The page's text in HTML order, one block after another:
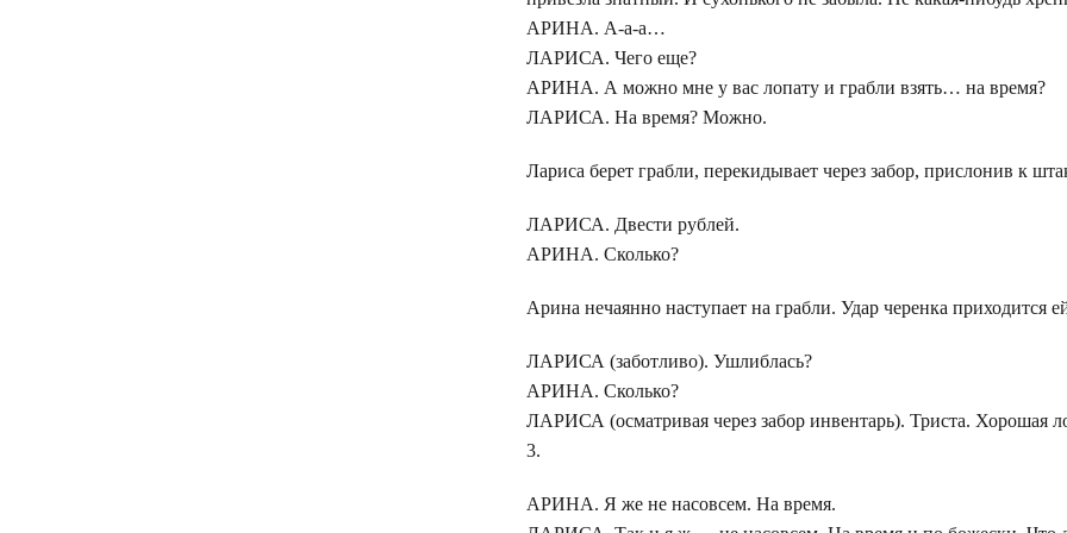
АРИНА. А-а-а…
ЛАРИСА. Чего еще?
АРИНА. А можно мне у вас лопату и грабли взять… на время?
ЛАРИСА. На время? Можно.
Лариса берет грабли, перекидывает через забор, прислонив к
ЛАРИСА. Двести рублей.
АРИНА. Сколько?
Арина нечаянно наступает на грабли. Удар черенка приходится
ЛАРИСА (заботливо). Ушлиблась?
АРИНА. Сколько?
ЛАРИСА (осматривая через забор инвентарь). Триста. Хорошая
3.
АРИНА. Я же не насовсем. На время.